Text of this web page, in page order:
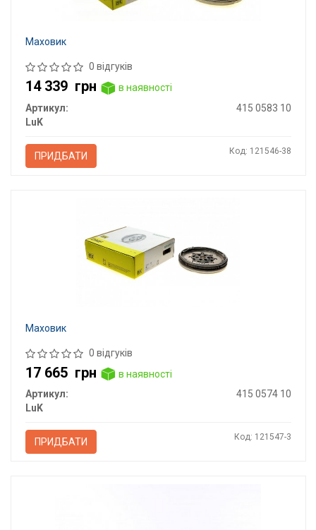
Маховик
0 відгуків
14 339 грн
в наявності
Артикул:
415 0583 10
LuK
ПРИДБАТИ Код: 121546-38
Маховик
0 відгуків
17 665 грн
в наявності
Артикул:
415 0574 10
LuK
ПРИДБАТИ Код: 121547-3